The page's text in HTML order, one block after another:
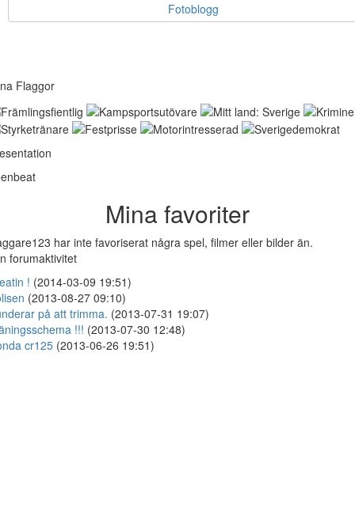
Fotoblogg
Flaggor
Mina favoriter
har inte favoriserat några spel, filmer eller bilder än.
forumaktivitet
! (2014-03-09 19:51)
(2013-08-27 09:10)
på att trimma. (2013-07-31 19:07)
!!! (2013-07-30 12:48)
cr125 (2013-06-26 19:51)